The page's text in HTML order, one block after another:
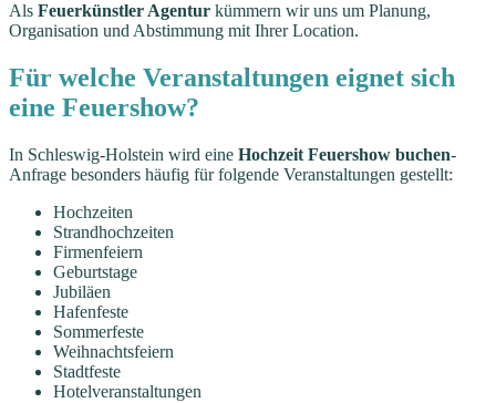
Als Feuerkünstler Agentur kümmern wir uns um Planung,
Organisation und Abstimmung mit Ihrer Location.
Für welche Veranstaltungen eignet sich
eine Feuershow?
In Schleswig-Holstein wird eine Hochzeit Feuershow buchen-
Anfrage besonders häufig für folgende Veranstaltungen gestellt:
Hochzeiten
Strandhochzeiten
Firmenfeiern
Geburtstage
Jubiläen
Hafenfeste
Sommerfeste
Weihnachtsfeiern
Stadtfeste
Hotelveranstaltungen